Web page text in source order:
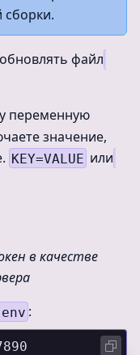
сборки.
файл
переменную
значение,
KEY=VALUE или
в качестве
: